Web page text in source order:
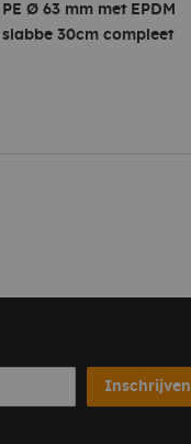
PE Ø 63 mm met EPDM
slabbe 30cm compleet
Inschrijven